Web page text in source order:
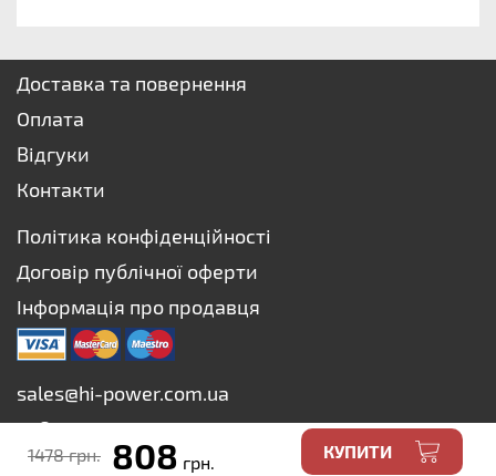
1478 грн. 808 грн.
КУПИТИ
Доставка та повернення
Оплата
Відгуки
Контакти
Політика конфіденційності
Договір публічної оферти
Інформація про продавця
sales@hi-power.com.ua
+38 073 627-75-73
+38 067 627-75-73